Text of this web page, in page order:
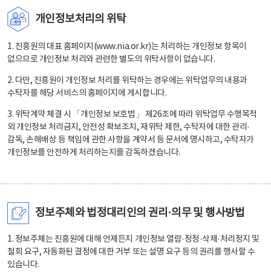
개인정보처리의 위탁
1. 진흥원의 대표 홈페이지(www.nia.or.kr)는 처리하는 개인정보 항목이
없으므로 개인정보 처리와 관련한 별도의 위탁사항이 없습니다.
2. 다만, 진흥원이 개인정보 처리를 위탁하는 경우에는 위탁업무의 내용과
수탁자를 해당 서비스의 홈페이지에 게시합니다.
3. 위탁계약 체결 시 「개인정보 보호법」 제26조에 따라 위탁업무 수행목적
외 개인정보 처리금지, 안전성 확보조치, 재위탁 제한, 수탁자에 대한 관리·
감독, 손해배상 등 책임에 관한 사항을 계약서 등 문서에 명시하고, 수탁자가
개인정보를 안전하게 처리하는지를 감독하겠습니다.
정보주체와 법정대리인의 권리·의무 및 행사방법
1. 정보주체는 진흥원에 대해 언제든지 개인정보 열람·정정·삭제·처리정지 및
철회 요구, 자동화된 결정에 대한 거부 또는 설명 요구 등의 권리를 행사할 수
있습니다.